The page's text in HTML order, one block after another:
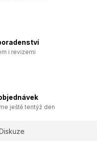
i revizemi
ještě tentýž den